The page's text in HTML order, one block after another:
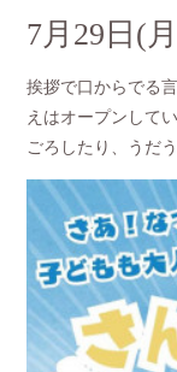
7月29日(
挨拶で口からでる
えはオープンして
ごろしたり、うだ